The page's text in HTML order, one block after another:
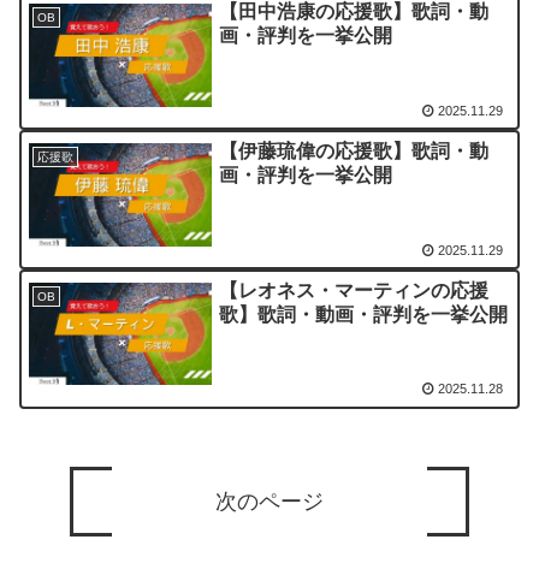
OB
【田中浩康の応援歌】歌詞・動
画・評判を一挙公開
2025.11.29
応援歌
【伊藤琉偉の応援歌】歌詞・動
画・評判を一挙公開
2025.11.29
OB
【レオネス・マーティンの応援
歌】歌詞・動画・評判を一挙公開
2025.11.28
次のページ